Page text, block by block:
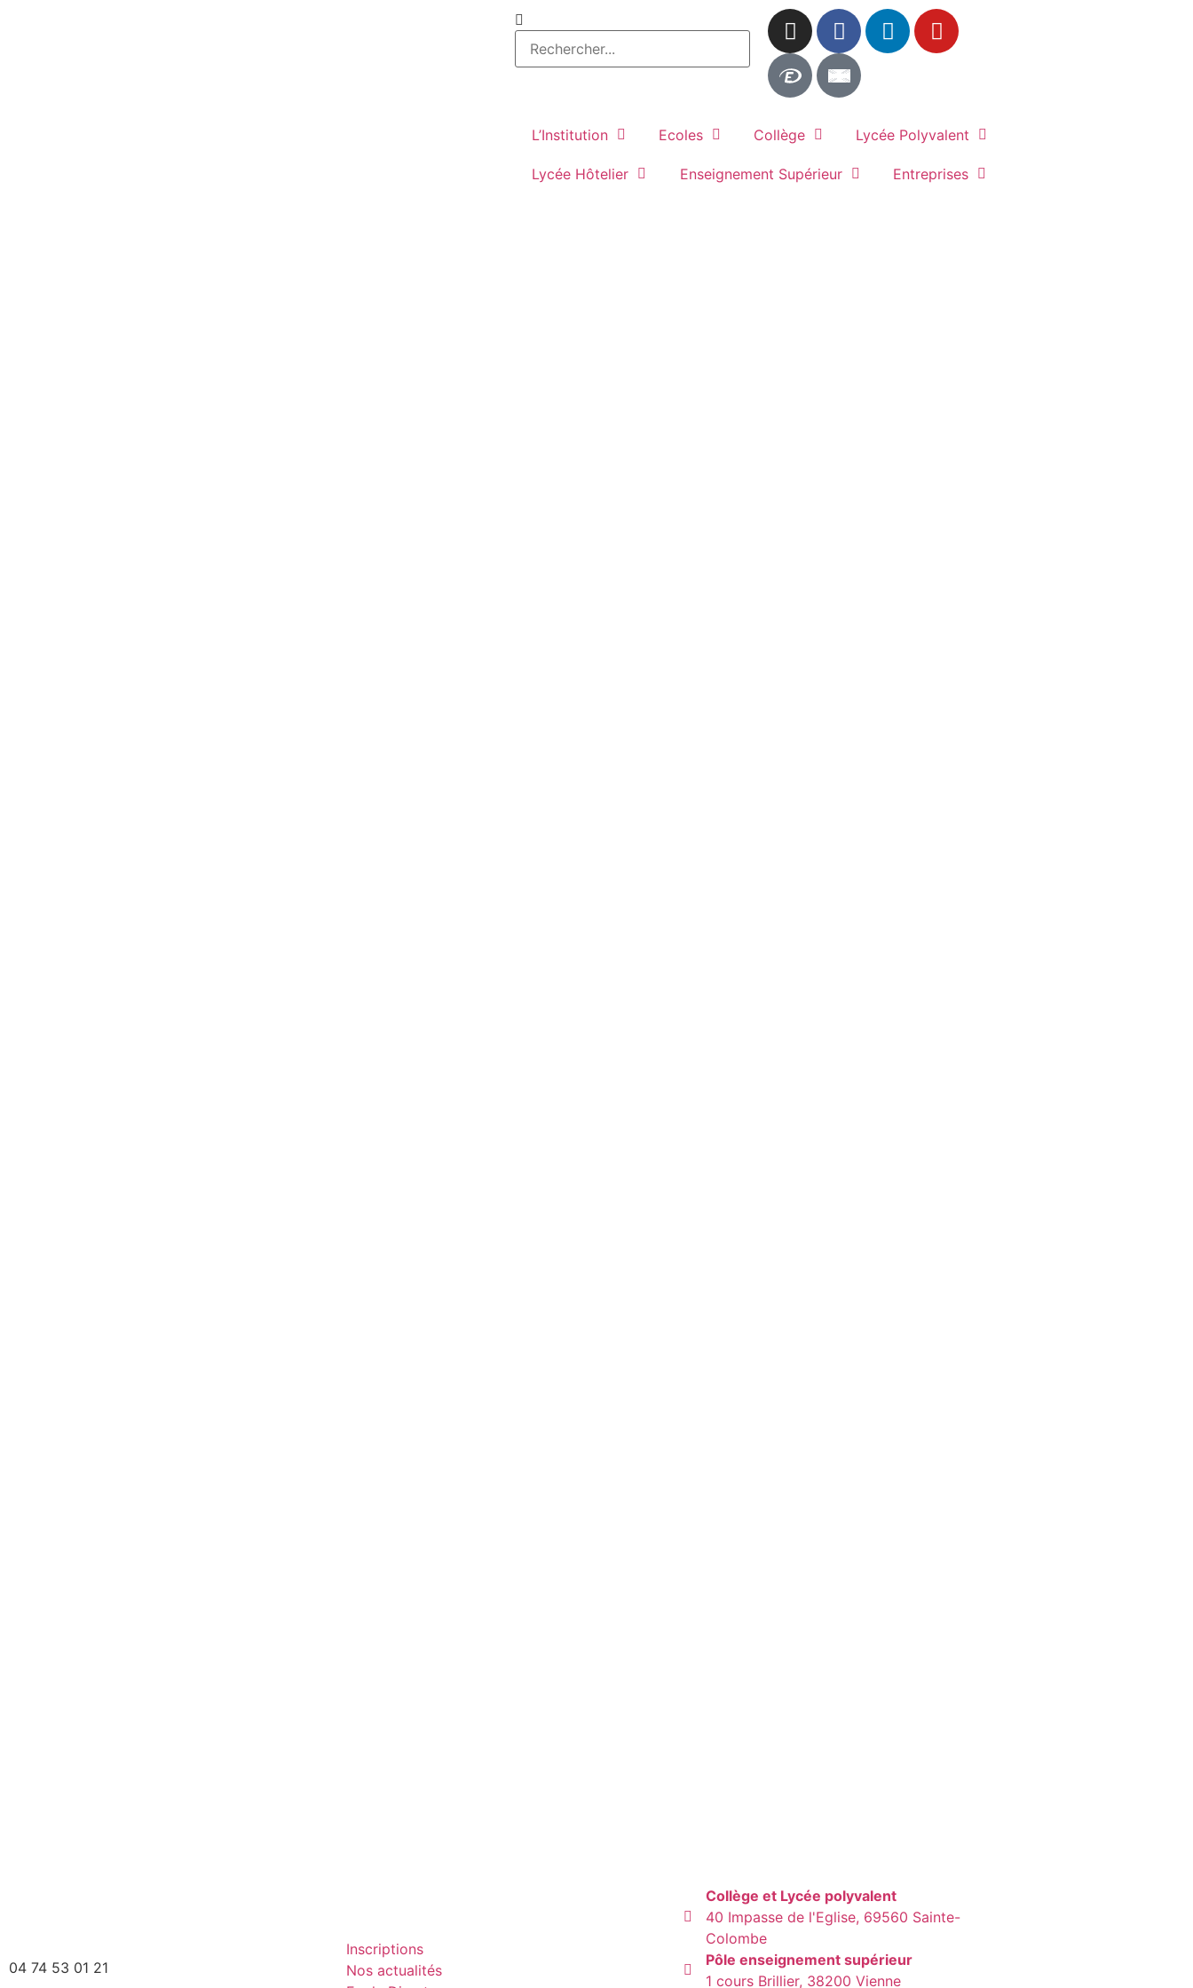
L’Institution Ecoles Collège Lycée Polyvalent
Lycée Hôtelier Enseignement Supérieur Entreprises
04 74 53 01 21
Inscriptions
Nos actualités
Collège et Lycée polyvalent
40 Impasse de l'Eglise, 69560 Sainte-
Colombe
Pôle enseignement supérieur
1 cours Brillier, 38200 Vienne